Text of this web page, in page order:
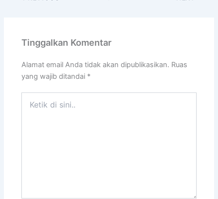
Tinggalkan Komentar
Alamat email Anda tidak akan dipublikasikan. Ruas
yang wajib ditandai *